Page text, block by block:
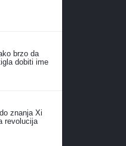
brzo da
dobiti ime
znanja Xi
revolucija